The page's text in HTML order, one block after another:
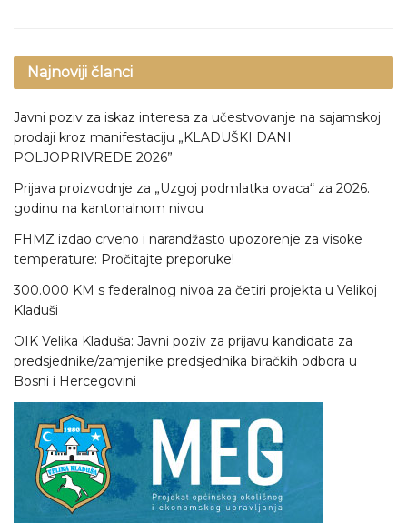
Najnoviji članci
Javni poziv za iskaz interesa za učestvovanje na sajamskoj
prodaji kroz manifestaciju „KLADUŠKI DANI
POLJOPRIVREDE 2026”
Prijava proizvodnje za „Uzgoj podmlatka ovaca“ za 2026.
godinu na kantonalnom nivou
FHMZ izdao crveno i narandžasto upozorenje za visoke
temperature: Pročitajte preporuke!
300.000 KM s federalnog nivoa za četiri projekta u Velikoj
Kladuši
OIK Velika Kladuša: Javni poziv za prijavu kandidata za
predsjednike/zamjenike predsjednika biračkih odbora u
Bosni i Hercegovini